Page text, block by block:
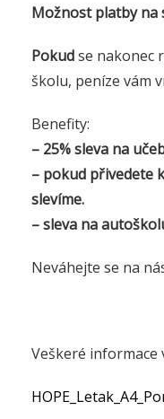
Možnost platby na
Pokudse nakonec
školu, peníze vám
Benefity:
– 25% sleva na
– pokud přivedete
slevíme.
– sleva na
Neváhejte se na
Veškeré informace